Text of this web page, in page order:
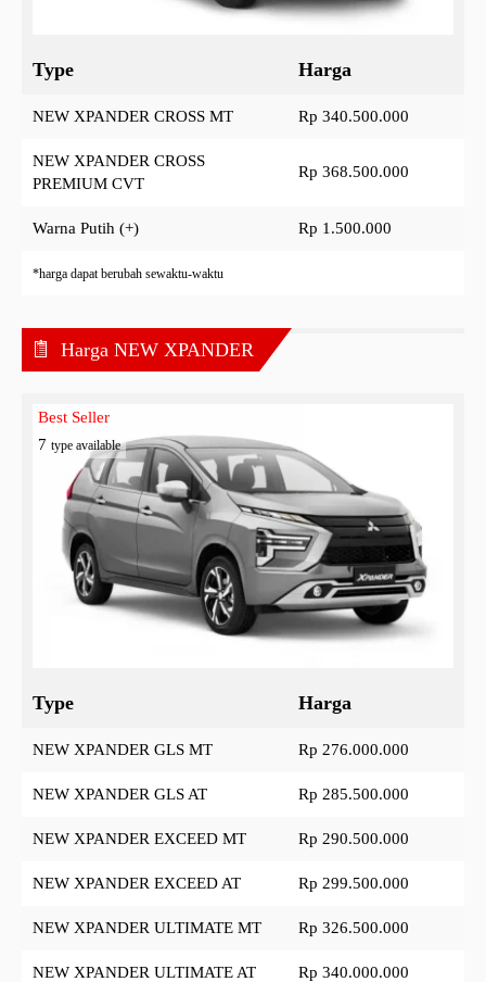
Type Harga
NEW XPANDER CROSS MT Rp 340.500.000
NEW XPANDER CROSS
PREMIUM CVT
Rp 368.500.000
Warna Putih (+) Rp 1.500.000
*harga dapat berubah sewaktu-waktu
Harga NEW XPANDER
Best Seller
7 type available
Type Harga
NEW XPANDER GLS MT Rp 276.000.000
NEW XPANDER GLS AT Rp 285.500.000
NEW XPANDER EXCEED MT Rp 290.500.000
NEW XPANDER EXCEED AT Rp 299.500.000
NEW XPANDER ULTIMATE MT Rp 326.500.000
NEW XPANDER ULTIMATE AT Rp 340.000.000